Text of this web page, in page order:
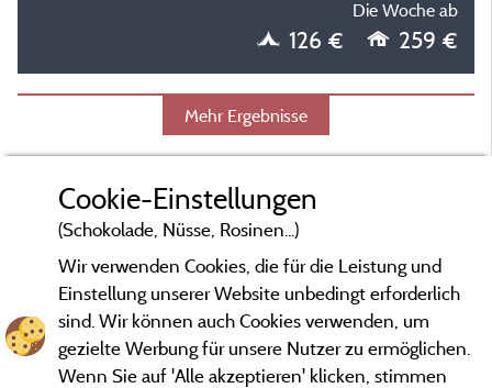
Die Woche ab
126 € 259 €
Mehr Ergebnisse
Cookie-Einstellungen
(Schokolade, Nüsse, Rosinen...)
Wir verwenden Cookies, die für die Leistung und
Einstellung unserer Website unbedingt erforderlich
sind. Wir können auch Cookies verwenden, um
gezielte Werbung für unsere Nutzer zu ermöglichen.
Wenn Sie auf 'Alle akzeptieren' klicken, stimmen